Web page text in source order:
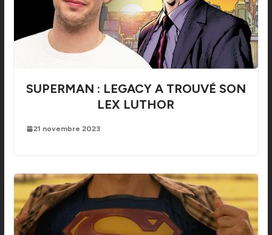
SUPERMAN : LEGACY A TROUVÉ SON
LEX LUTHOR
21 novembre 2023